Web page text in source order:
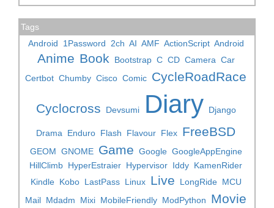
Tags
Android
1Password 2ch AI AMF ActionScript Android
Anime Book Bootstrap C CD Camera Car
Certbot Chumby Cisco Comic CycleRoadRace
Cyclocross Devsumi Diary Django
Drama Enduro Flash Flavour Flex FreeBSD
GEOM GNOME Game Google GoogleAppEngine
HillClimb HyperEstraier Hypervisor Iddy KamenRider
Kindle Kobo LastPass Linux Live LongRide MCU
Mail Mdadm Mixi MobileFriendly ModPython Movie